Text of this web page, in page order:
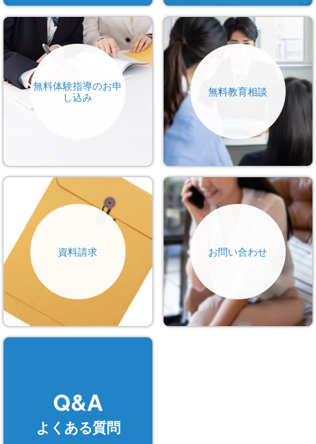
無料体験指導のお申
し込み
無料教育相談
資料請求 お問い合わせ
Q&A
よくある質問